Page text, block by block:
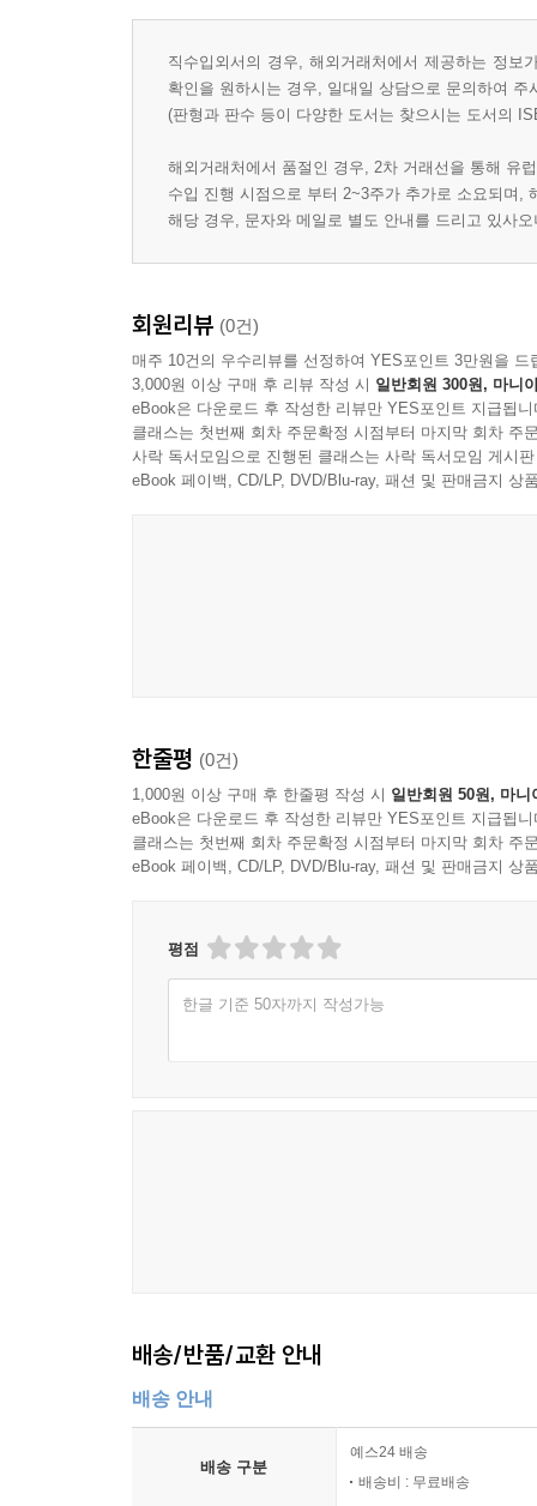
직수입외서의 경우, 해외거래처에서 제공하는 정
확인을 원하시는 경우, 일대일 상담으로 문의하여 주
(판형과 판수 등이 다양한 도서는 찾으시는 도서의
해외거래처에서 품절인 경우, 2차 거래선을 통해 유
수입 진행 시점으로 부터 2~3주가 추가로 소요되며,
해당 경우, 문자와 메일로 별도 안내를 드리고 있사
회원리뷰 (0건)
매주 10건의 우수리뷰를 선정하여 YES포인트 3만원을 드
3,000원 이상 구매 후 리뷰 작성 시 일반회원 300원, 마니
eBook은 다운로드 후 작성한 리뷰만 YES포인트 지급됩니
클래스는 첫번째 회차 주문확정 시점부터 마지막 회차 주
사락 독서모임으로 진행된 클래스는 사락 독서모임 게시
eBook 페이백, CD/LP, DVD/Blu-ray, 패션 및 판매금지 상
한줄평 (0건)
1,000원 이상 구매 후 한줄평 작성 시 일반회원 50원, 마니
eBook은 다운로드 후 작성한 리뷰만 YES포인트 지급됩니
클래스는 첫번째 회차 주문확정 시점부터 마지막 회차 주
eBook 페이백, CD/LP, DVD/Blu-ray, 패션 및 판매금지 상
평점
한글 기준 50자까지 작성가능
배송/반품/교환 안내
배송 안내
배송 구분
예스24 배송
배송비 : 무료배송